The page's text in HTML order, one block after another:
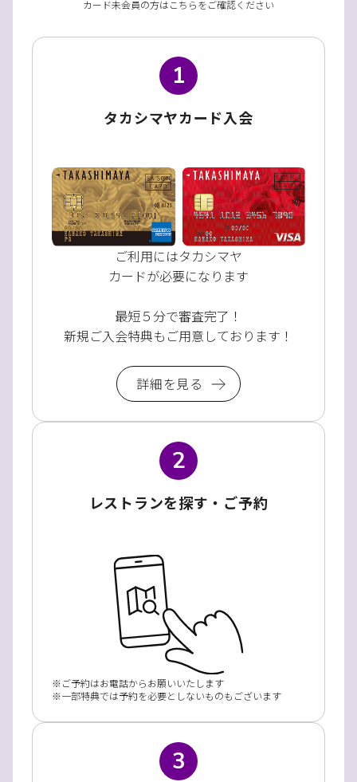
カード未会員の方はこちらをご確認ください
1
タカシマヤカード入会
ご利用にはタカシマヤ
カードが必要になります
最短５分で審査完了！
新規ご入会特典もご用意しております！
詳細を見る
2
レストランを探す・ご予約
ご予約はお電話からお願いいたします
一部特典では予約を必要としないものもございます
3